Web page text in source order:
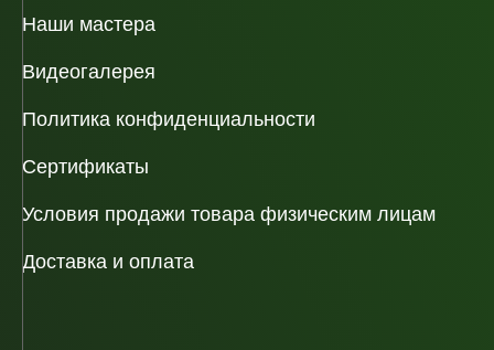
Наши мастера
Видеогалерея
Политика конфиденциальности
Сертификаты
Условия продажи товара физическим лицам
Доставка и оплата